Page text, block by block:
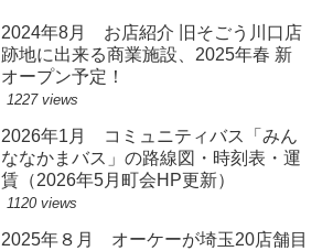
2024年8月 お店紹介 旧そごう川口店
跡地に出来る商業施設、2025年春 新
オープン予定！
1227 views
2026年1月 コミュニティバス「みん
ななかまバス」の路線図・時刻表・運
賃（2026年5月町会HP更新）
1120 views
2025年８月 オーケーが埼玉20店舗目